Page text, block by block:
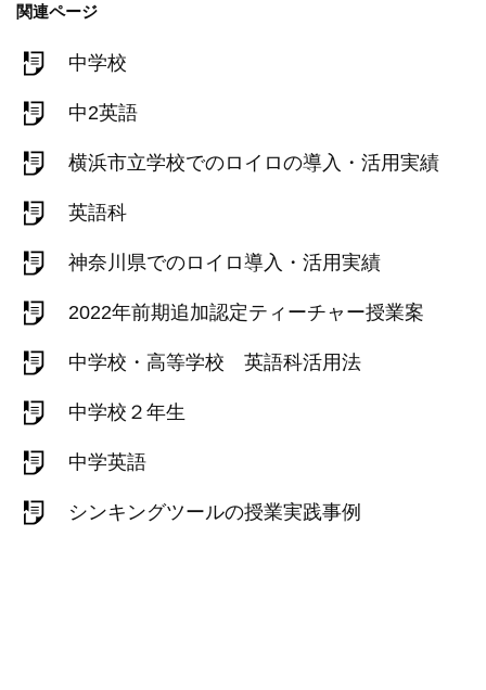
関連ページ
中学校
中2英語
横浜市立学校でのロイロの導入・活用実績
英語科
神奈川県でのロイロ導入・活用実績
2022年前期追加認定ティーチャー授業案
中学校・高等学校 英語科活用法
中学校２年生
中学英語
シンキングツールの授業実践事例